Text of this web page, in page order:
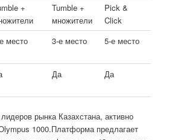
+
Tumble +
множители
Pick &
Click
место 3-е место 5-е место
Да Да
рынка Казахстана, активно
1000.Платформа предлагает